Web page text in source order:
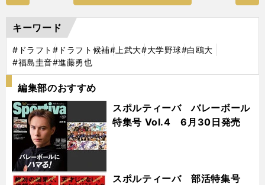
キーワード
#ドラフト #ドラフト候補#上武大#大学野球#白鴎大
#福島圭音#進藤勇也
編集部のおすすめ
スポルティーバ バレーボール
特集号 Vol.4 6月30日発売
スポルティーバ 部活特集号